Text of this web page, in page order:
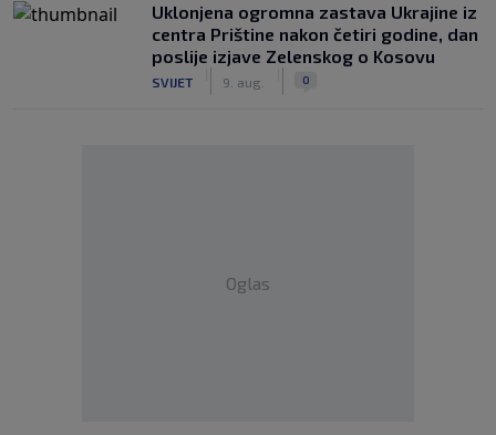
Uklonjena ogromna zastava Ukrajine iz
centra Prištine nakon četiri godine, dan
poslije izjave Zelenskog o Kosovu
SVIJET 9. aug. 0
Oglas